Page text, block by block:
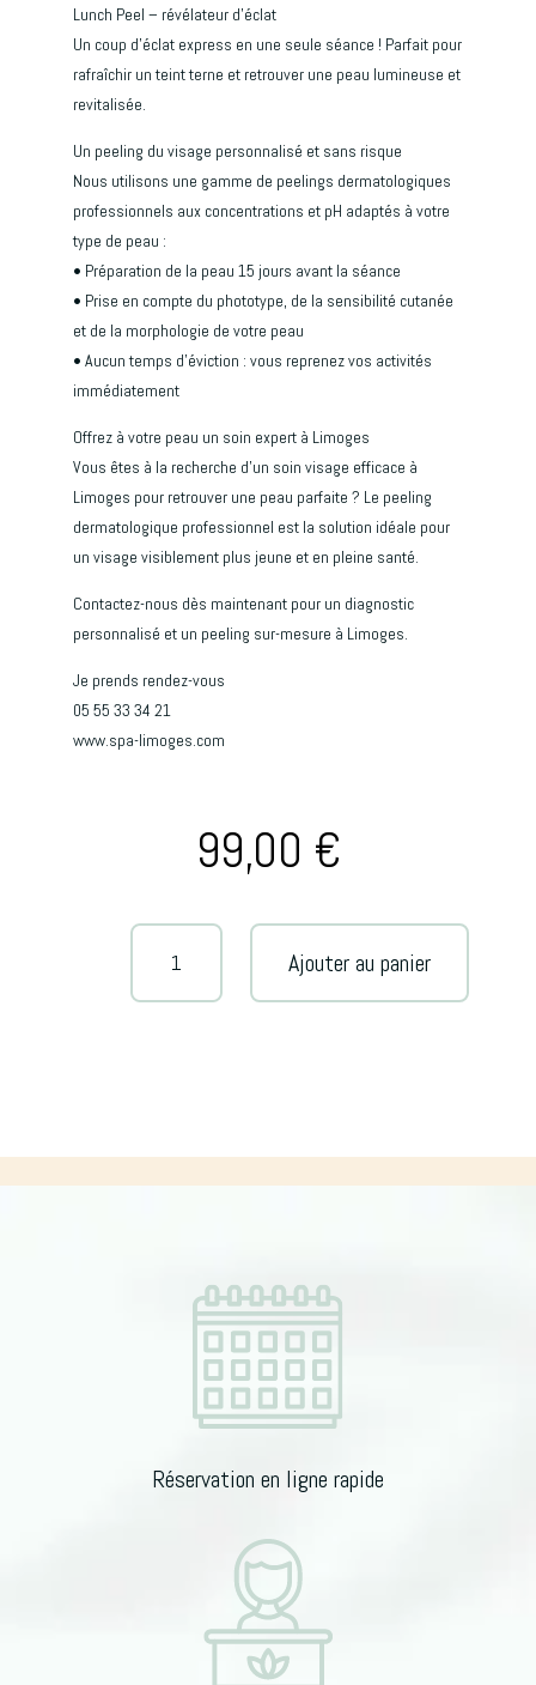
Lunch Peel – révélateur d’éclat
Un coup d’éclat express en une seule séance ! Parfait pour
rafraîchir un teint terne et retrouver une peau lumineuse et
revitalisée.
Un peeling du visage personnalisé et sans risque
Nous utilisons une gamme de peelings dermatologiques
professionnels aux concentrations et pH adaptés à votre
type de peau :
• Préparation de la peau 15 jours avant la séance
• Prise en compte du phototype, de la sensibilité cutanée
et de la morphologie de votre peau
• Aucun temps d’éviction : vous reprenez vos activités
immédiatement
Offrez à votre peau un soin expert à Limoges
Vous êtes à la recherche d’un soin visage efficace à
Limoges pour retrouver une peau parfaite ? Le peeling
dermatologique professionnel est la solution idéale pour
un visage visiblement plus jeune et en pleine santé.
Contactez-nous dès maintenant pour un diagnostic
personnalisé et un peeling sur-mesure à Limoges.
Je prends rendez-vous
05 55 33 34 21
www.spa-limoges.com
99,00 €
quantité
Peeling
Ajouter au panier
t
Réservation en ligne rapide